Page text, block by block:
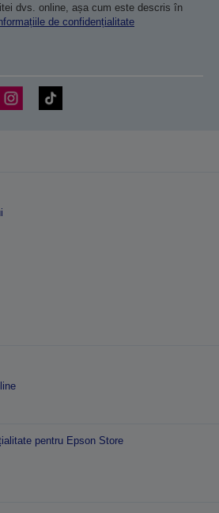
dvs. online, așa cum este descris în
de confidențialitate
pentru Epson Store